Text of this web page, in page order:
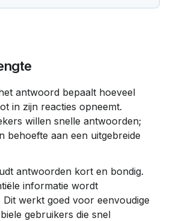
in zijn reacties opneemt.
willen snelle antwoorden;
behoefte aan een uitgebreide
antwoorden kort en bondig.
informatie wordt
Dit werkt goed voor eenvoudige
gebruikers die snel